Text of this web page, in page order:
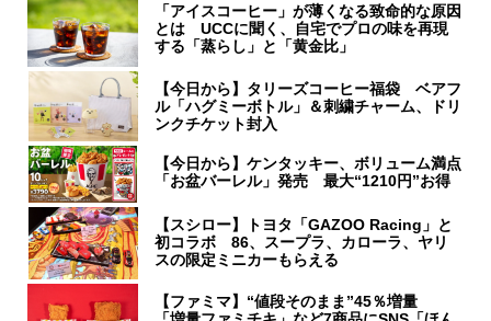
「アイスコーヒー」が薄くなる致命的な原因
とは UCCに聞く、自宅でプロの味を再現
する「蒸らし」と「黄金比」
【今日から】タリーズコーヒー福袋 ベアフ
ル「ハグミーボトル」＆刺繍チャーム、ドリ
ンクチケット封入
【今日から】ケンタッキー、ボリューム満点
「お盆バーレル」発売 最大“1210円”お得
【スシロー】トヨタ「GAZOO Racing」と
初コラボ 86、スープラ、カローラ、ヤリ
スの限定ミニカーもらえる
【ファミマ】“値段そのまま”45％増量